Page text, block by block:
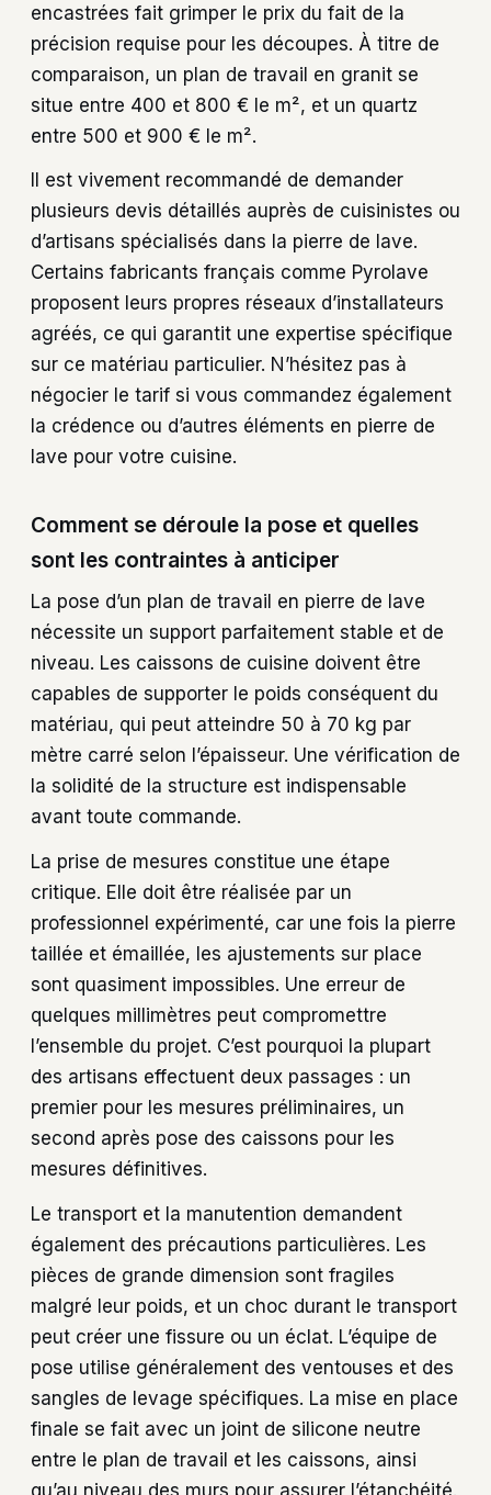
encastrées fait grimper le prix du fait de la
précision requise pour les découpes. À titre de
comparaison, un plan de travail en granit se
situe entre 400 et 800 € le m², et un quartz
entre 500 et 900 € le m².
Il est vivement recommandé de demander
plusieurs devis détaillés auprès de cuisinistes ou
d’artisans spécialisés dans la pierre de lave.
Certains fabricants français comme Pyrolave
proposent leurs propres réseaux d’installateurs
agréés, ce qui garantit une expertise spécifique
sur ce matériau particulier. N’hésitez pas à
négocier le tarif si vous commandez également
la crédence ou d’autres éléments en pierre de
lave pour votre cuisine.
Comment se déroule la pose et quelles
sont les contraintes à anticiper
La pose d’un plan de travail en pierre de lave
nécessite un support parfaitement stable et de
niveau. Les caissons de cuisine doivent être
capables de supporter le poids conséquent du
matériau, qui peut atteindre 50 à 70 kg par
mètre carré selon l’épaisseur. Une vérification de
la solidité de la structure est indispensable
avant toute commande.
La prise de mesures constitue une étape
critique. Elle doit être réalisée par un
professionnel expérimenté, car une fois la pierre
taillée et émaillée, les ajustements sur place
sont quasiment impossibles. Une erreur de
quelques millimètres peut compromettre
l’ensemble du projet. C’est pourquoi la plupart
des artisans effectuent deux passages : un
premier pour les mesures préliminaires, un
second après pose des caissons pour les
mesures définitives.
Le transport et la manutention demandent
également des précautions particulières. Les
pièces de grande dimension sont fragiles
malgré leur poids, et un choc durant le transport
peut créer une fissure ou un éclat. L’équipe de
pose utilise généralement des ventouses et des
sangles de levage spécifiques. La mise en place
finale se fait avec un joint de silicone neutre
entre le plan de travail et les caissons, ainsi
qu’au niveau des murs pour assurer l’étanchéité.